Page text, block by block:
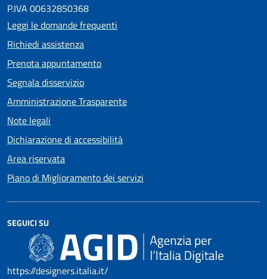
P.IVA 00632850368
Leggi le domande frequenti
Richiedi assistenza
Prenota appuntamento
Segnala disservizio
Amministrazione Trasparente
Note legali
Dichiarazione di accessibilità
Area riservata
Piano di Miglioramento dei servizi
SEGUICI SU
https://designers.italia.it/